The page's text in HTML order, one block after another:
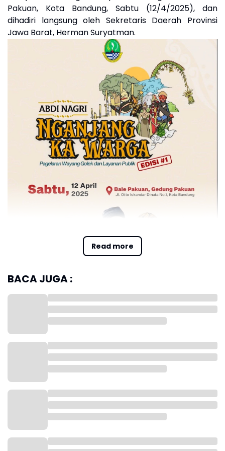
Read more
Pakuan, Kota Bandung, Sabtu (12/4/2025), dan
dihadiri langsung oleh Sekretaris Daerah Provinsi
Jawa Barat, Herman Suryatman.
Foto : Program Abdi Nagri Nganjang Ka Warga
Herman menyampaikan, program ini merupakan
inovasi kolaboratif antara Pemprov Jabar,
pemerintah kabupaten/kota, dan berbagai
pemangku kepentingan untuk mempermudah akses
layanan publik bagi masyarakat.
BACA JUGA :